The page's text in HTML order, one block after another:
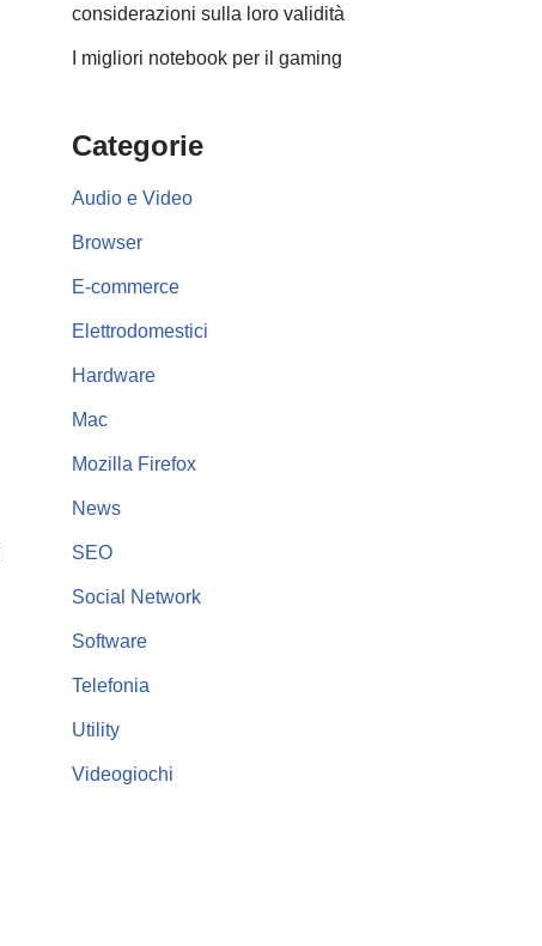
considerazioni sulla loro validità
I migliori notebook per il gaming
Categorie
Audio e Video
Browser
E-commerce
Elettrodomestici
Hardware
Mac
Mozilla Firefox
News
SEO
Social Network
Software
Telefonia
Utility
Videogiochi